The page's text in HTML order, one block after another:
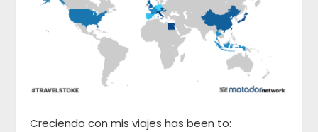
Creciendo con mis viajes has been to: